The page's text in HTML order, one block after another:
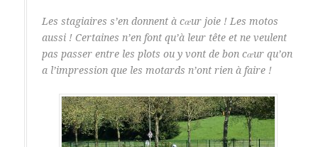
Les stagiaires s’en donnent à cœur joie ! Les motos
aussi ! Certaines n’en font qu’à leur tête et ne veulent
pas passer entre les plots ou y vont de bon cœur qu’on
a l’impression que les motards n’ont rien à faire !